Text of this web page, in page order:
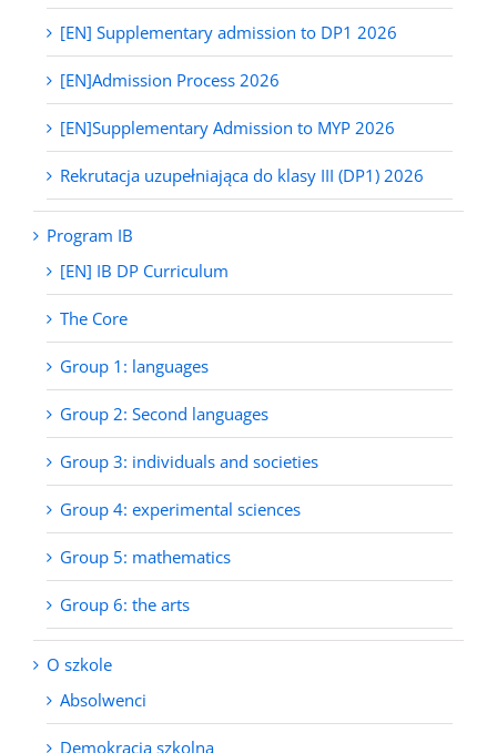
[EN] Supplementary admission to DP1 2026
[EN]Admission Process 2026
[EN]Supplementary Admission to MYP 2026
Rekrutacja uzupełniająca do klasy III (DP1) 2026
Program IB
[EN] IB DP Curriculum
The Core
Group 1: languages
Group 2: Second languages
Group 3: individuals and societies
Group 4: experimental sciences
Group 5: mathematics
Group 6: the arts
O szkole
Absolwenci
Demokracja szkolna